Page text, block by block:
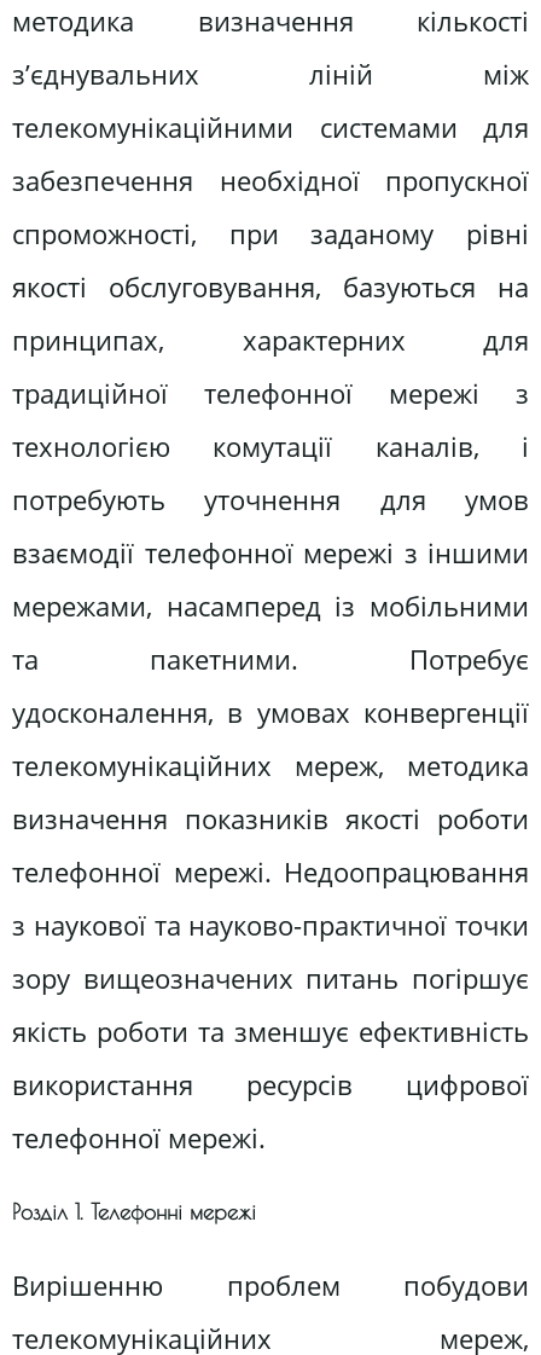
методика визначення кількості
з’єднувальних ліній між
телекомунікаційними системами для
забезпечення необхідної пропускної
спроможності, при заданому рівні
якості обслуговування, базуються на
принципах, характерних для
традиційної телефонної мережі з
технологією комутації каналів, і
потребують уточнення для умов
взаємодії телефонної мережі з іншими
мережами, насамперед із мобільними
та пакетними. Потребує
удосконалення, в умовах конвергенції
телекомунікаційних мереж, методика
визначення показників якості роботи
телефонної мережі. Недоопрацювання
з наукової та науково-практичної точки
зору вищеозначених питань погіршує
якість роботи та зменшує ефективність
використання ресурсів цифрової
телефонної мережі.
Розділ 1. Телефонні мережі
Вирішенню проблем побудови
телекомунікаційних мереж,